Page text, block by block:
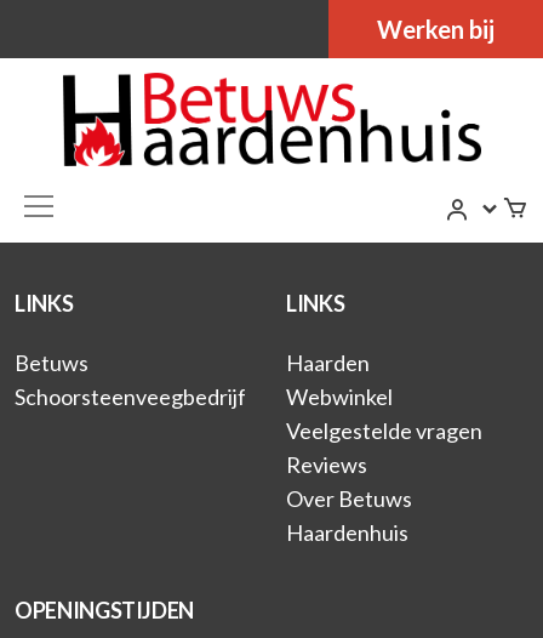
Werken bij
LINKS
Betuws
Schoorsteenveegbedrijf
LINKS
Haarden
Webwinkel
Veelgestelde vragen
Reviews
Over Betuws
Haardenhuis
OPENINGSTIJDEN